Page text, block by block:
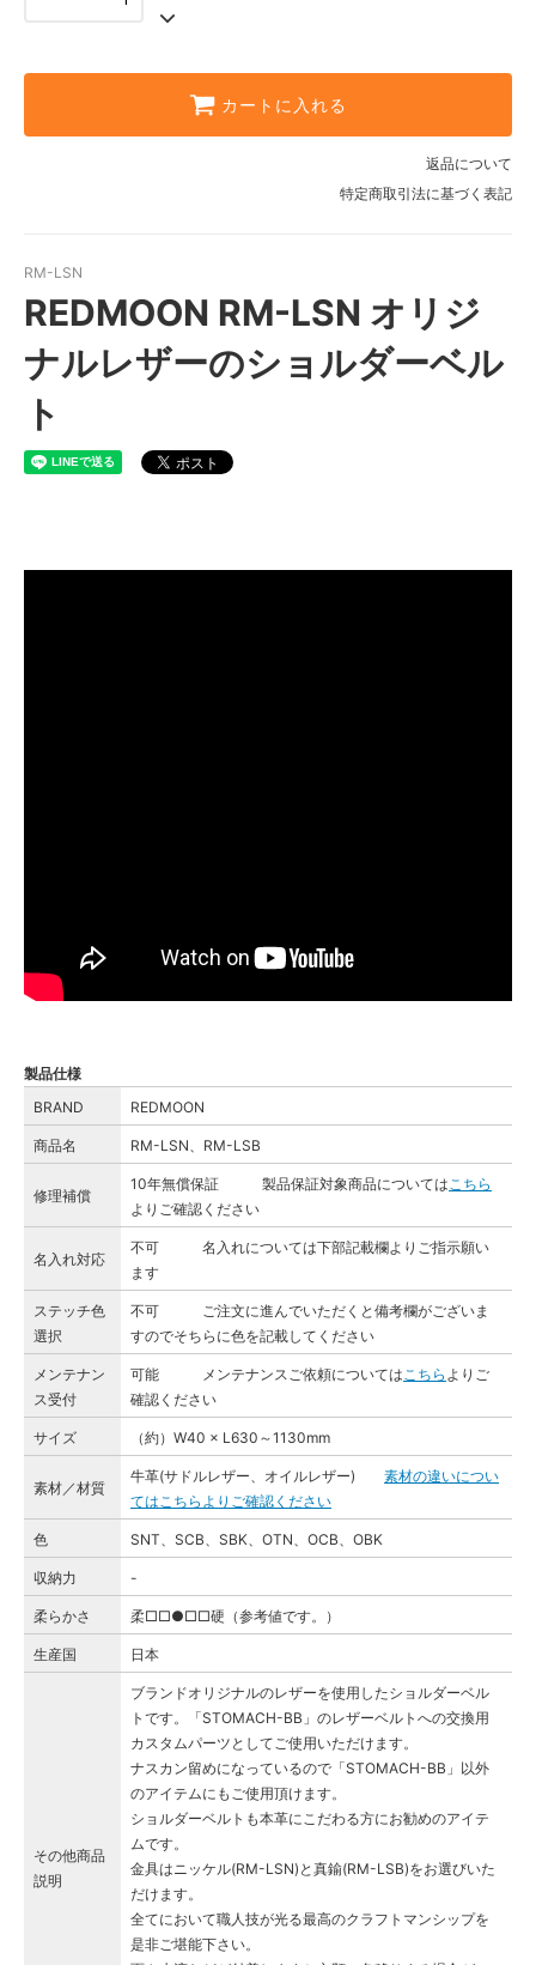
カートに入れる
返品について
特定商取引法に基づく表記
RM-LSN
REDMOON RM-LSN オリジ
ナルレザーのショルダーベル
ト
製品仕様
BRAND
REDMOON
商品名 RM-LSN、RM-LSB
修理補償
10年無償保証 製品保証対象商品については こちら
よりご確認ください
名入れ対応
不可 名入れについては下部記載欄よりご指示願い
ます
ステッチ色
選択
不可 ご注文に進んでいただくと備考欄がございま
すのでそちらに色を記載してください
メンテナン
ス受付
可能 メンテナンスご依頼については こちら よりご
確認ください
サイズ （約）W40 × L630～1130mm
素材／材質
牛革(サドルレザー、オイルレザー) 素材の違いについ
てはこちらよりご確認ください
色 SNT、SCB、SBK、OTN、OCB、OBK
収納力 -
柔らかさ 柔□□●□□硬（参考値です。）
生産国 日本
その他商品
説明
ブランドオリジナルのレザーを使用したショルダーベル
トです。「STOMACH-BB」のレザーベルトへの交換用
カスタムパーツとしてご使用いただけます。
ナスカン留めになっているので「STOMACH-BB」以外
のアイテムにもご使用頂けます。
ショルダーベルトも本革にこだわる方にお勧めのアイテ
ムです。
金具はニッケル(RM-LSN)と真鍮(RM-LSB)をお選びいた
だけます。
全てにおいて職人技が光る最高のクラフトマンシップを
是非ご堪能下さい。